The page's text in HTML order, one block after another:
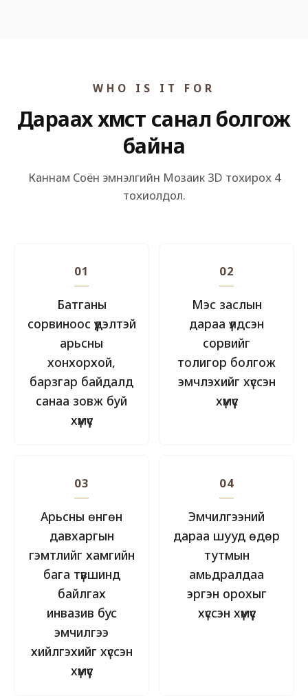
WHO IS IT FOR
Дараах хүмүүст санал болгож
байна
Каннам Соён эмнэлгийн Мозаик 3D тохирох 4
тохиолдол.
01
Батганы
сорвиноос үүдэлтэй
арьсны
хонхорхой,
барзгар байдалд
санаа зовж буй
хүмүүс
02
Мэс заслын
дараа үлдсэн
сорвийг
толигор болгож
эмчлэхийг хүссэн
хүмүүс
03
Арьсны өнгөн
давхаргын
гэмтлийг хамгийн
бага түвшинд
байлгах
инвазив бус
эмчилгээ
хийлгэхийг хүссэн
хүмүүс
04
Эмчилгээний
дараа шууд өдөр
тутмын
амьдралдаа
эргэн орохыг
хүссэн хүмүүс